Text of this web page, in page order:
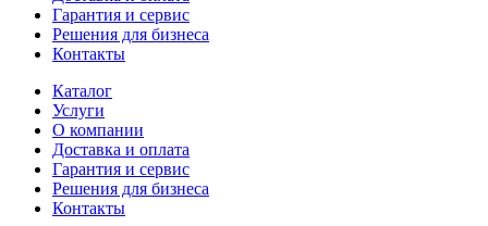
Гарантия и сервис
Решения для бизнеса
Контакты
Каталог
Услуги
О компании
Доставка и оплата
Гарантия и сервис
Решения для бизнеса
Контакты